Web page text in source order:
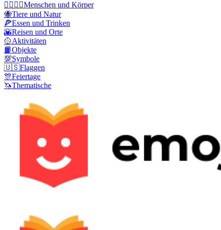
👩‍❤️‍💋‍👨Menschen und Körper
🐝Tiere und Natur
🍕Essen und Trinken
🌇Reisen und Orte
🥎Aktivitäten
📙Objekte
💯Symbole
🇺🇸Flaggen
🎊Feiertage
🦄Thematische